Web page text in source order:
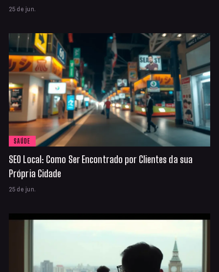
25 de jun.
SAÚDE
SEO Local: Como Ser Encontrado por Clientes da sua
Própria Cidade
25 de jun.